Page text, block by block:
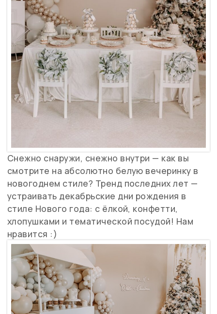
Снежно снаружи, снежно внутри — как вы
смотрите на абсолютно белую вечеринку в
новогоднем стиле? Тренд последних лет —
устраивать декабрьские дни рождения в
стиле Нового года: с ёлкой, конфетти,
хлопушками и тематической посудой! Нам
нравится :)